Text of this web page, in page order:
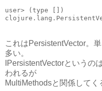
user> (type [])
これはPersistentVector。
多い。
IPersistentVectorというの
われるが
MultiMethodsと関係してく